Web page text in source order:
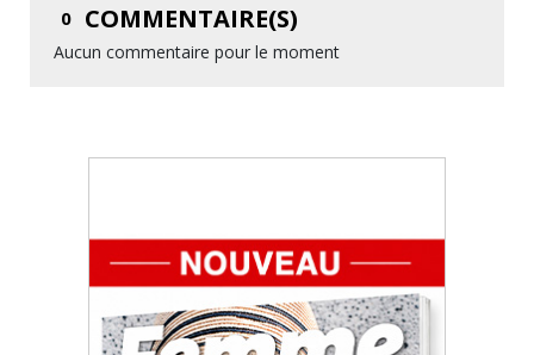
0 COMMENTAIRE(S)
Aucun commentaire pour le moment